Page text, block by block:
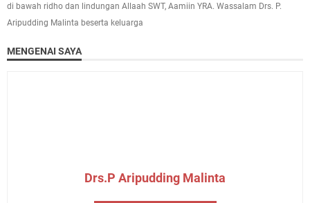
di bawah ridho dan lindungan Allaah SWT, Aamiin YRA. Wassalam Drs. P.
Aripudding Malinta beserta keluarga
MENGENAI SAYA
Drs.P Aripudding Malinta